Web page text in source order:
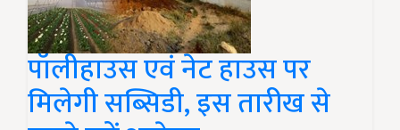
पॉलीहाउस एवं नेट हाउस पर
मिलेगी सब्सिडी, इस तारीख से